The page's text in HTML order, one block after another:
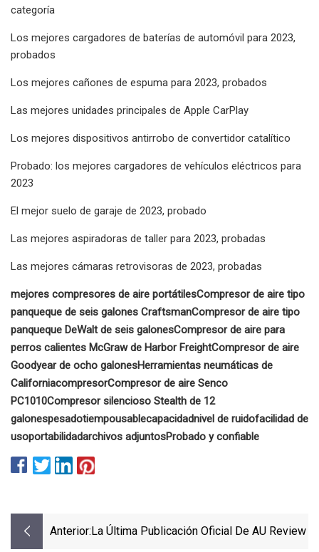
categoría
Los mejores cargadores de baterías de automóvil para 2023,
probados
Los mejores cañones de espuma para 2023, probados
Las mejores unidades principales de Apple CarPlay
Los mejores dispositivos antirrobo de convertidor catalítico
Probado: los mejores cargadores de vehículos eléctricos para
2023
El mejor suelo de garaje de 2023, probado
Las mejores aspiradoras de taller para 2023, probadas
Las mejores cámaras retrovisoras de 2023, probadas
mejores compresores de aire portátilesCompresor de aire tipo
panqueque de seis galones CraftsmanCompresor de aire tipo
panqueque DeWalt de seis galonesCompresor de aire para
perros calientes McGraw de Harbor FreightCompresor de aire
Goodyear de ocho galonesHerramientas neumáticas de
CaliforniacompresorCompresor de aire Senco
PC1010Compresor silencioso Stealth de 12
galonespesadotiempousablecapacidadnivel de ruidofacilidad de
usoportabilidadarchivos adjuntosProbado y confiable
Anterior: La Última Publicación Oficial De AU Review